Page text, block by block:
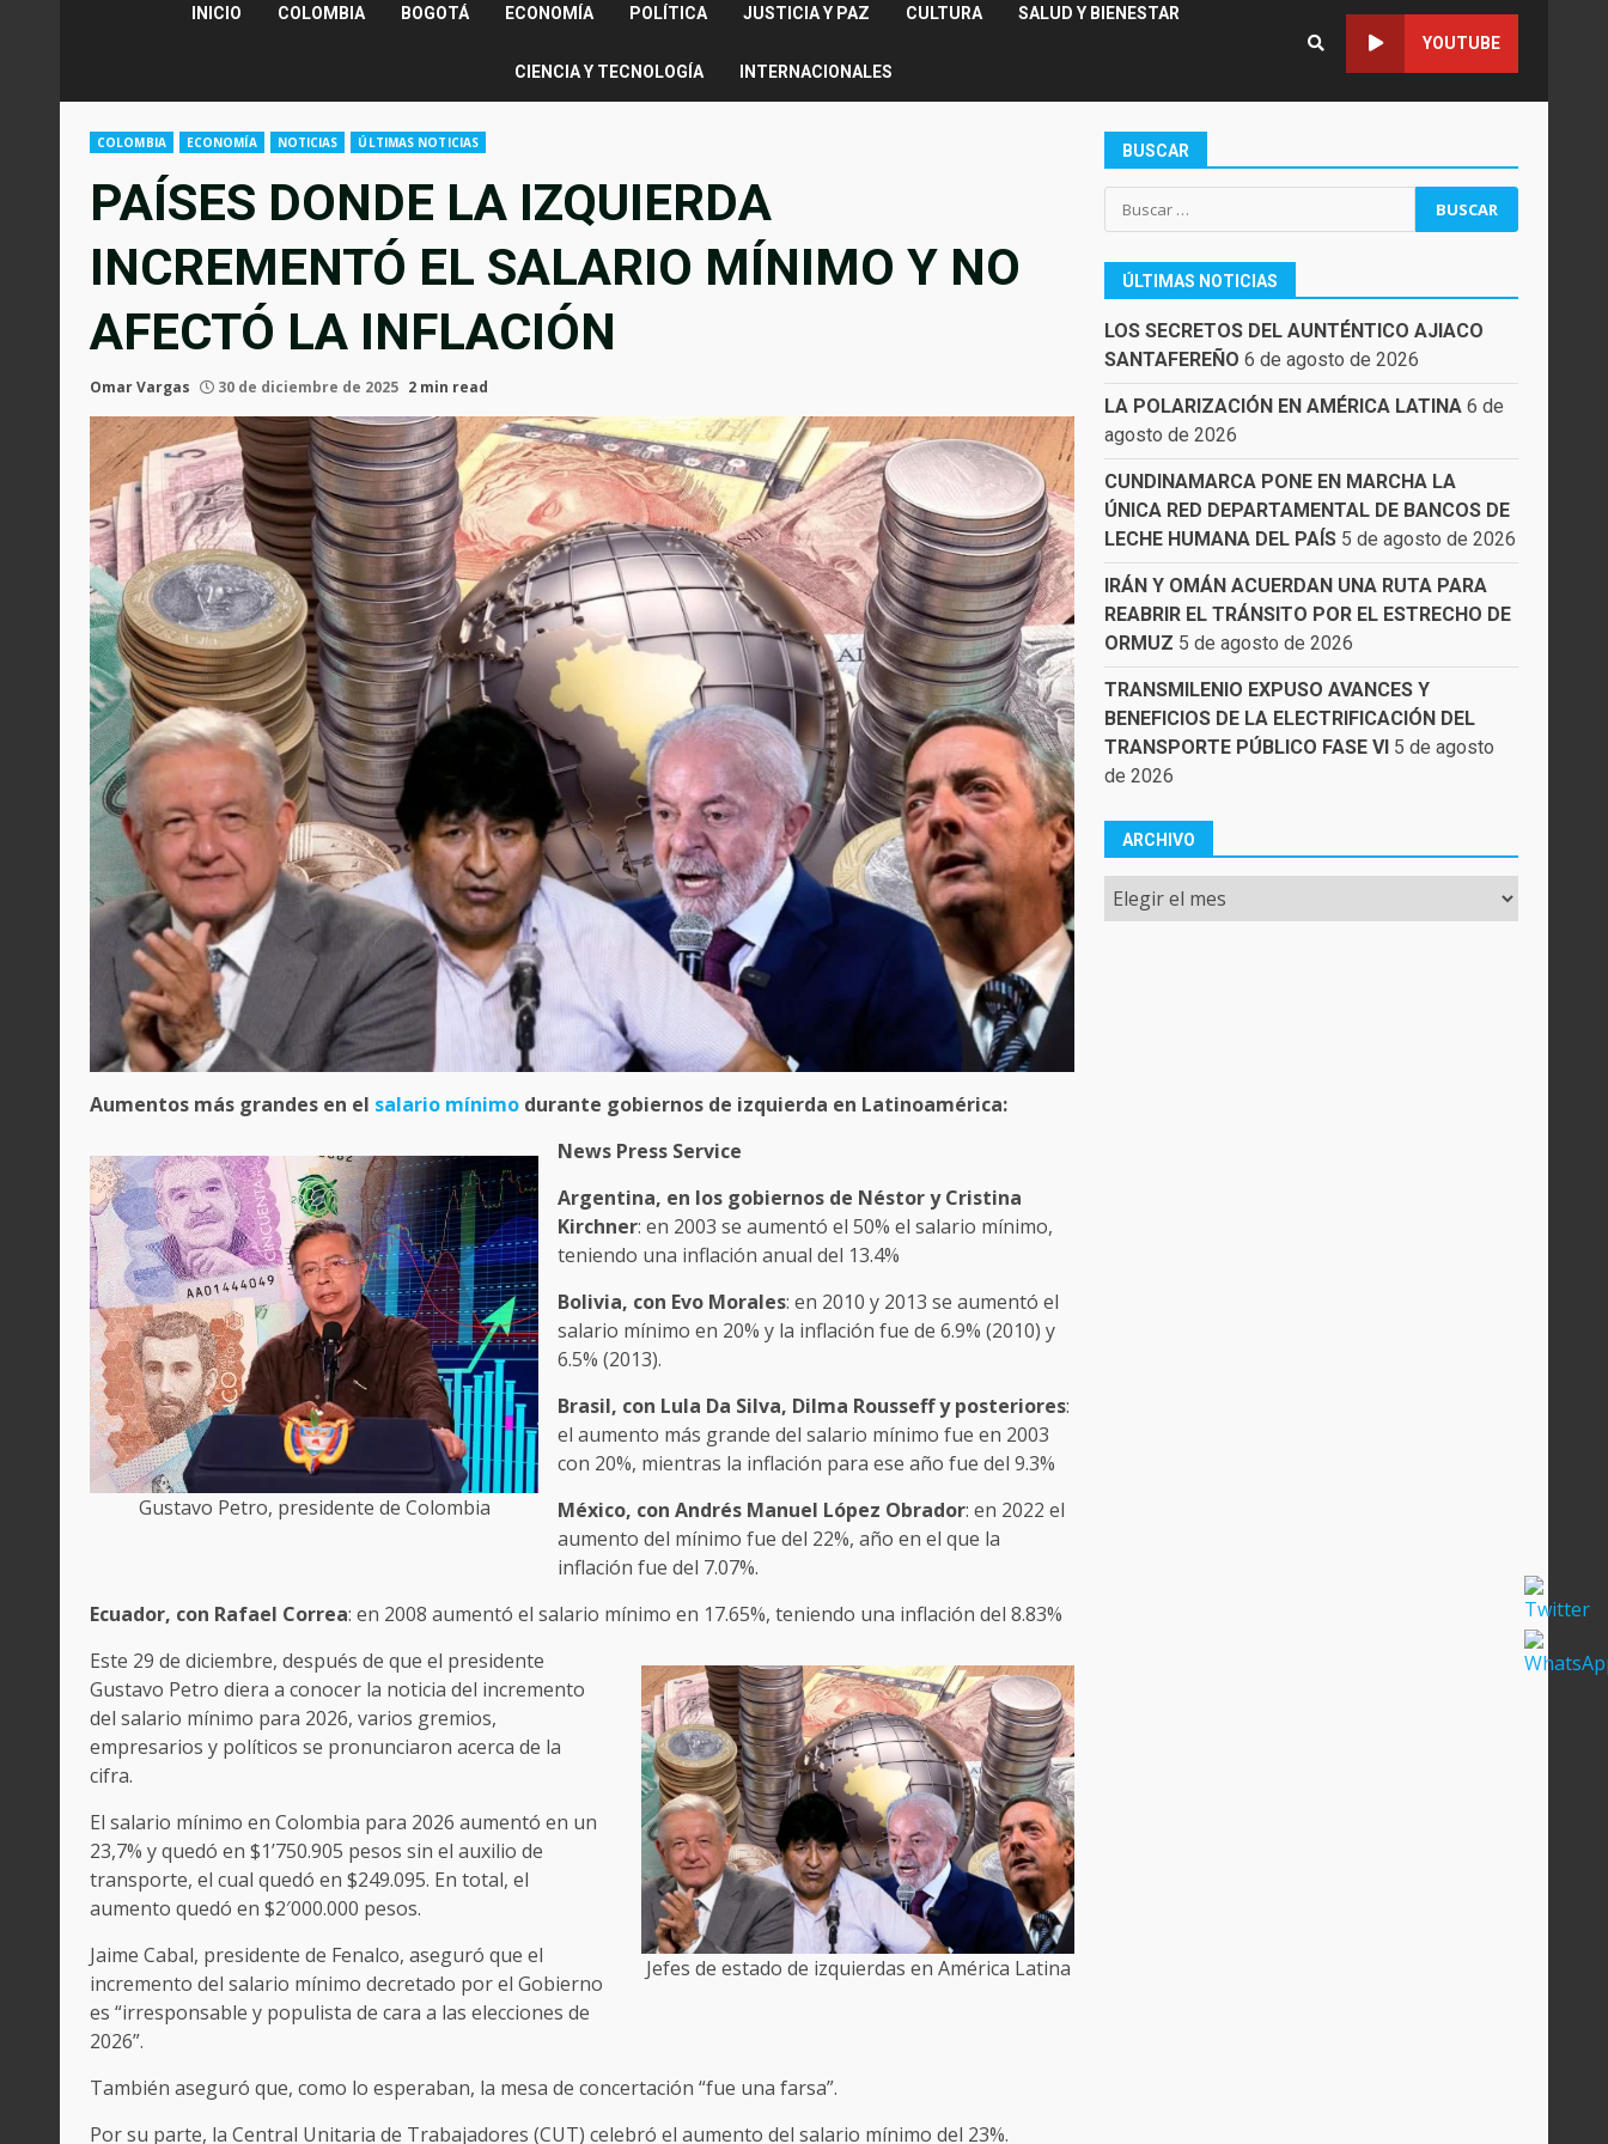
INICIO COLOMBIA BOGOTÁ ECONOMÍA POLÍTICA JUSTICIA Y PAZ CULTURA SALUD Y BIENESTAR
CIENCIA Y TECNOLOGÍA INTERNACIONALES
YOUTUBE
COLOMBIA ECONOMÍA NOTICIAS ÚLTIMAS NOTICIAS
PAÍSES DONDE LA IZQUIERDA
INCREMENTÓ EL SALARIO MÍNIMO Y NO
AFECTÓ LA INFLACIÓN
Omar Vargas 30 de diciembre de 2025 2 min read
Aumentos más grandes en el salario mínimo durante gobiernos de izquierda en Latinoamérica:
Gustavo Petro, presidente de Colombia
News Press Service
Argentina, en los gobiernos de Néstor y Cristina
Kirchner: en 2003 se aumentó el 50% el salario mínimo,
teniendo una inflación anual del 13.4%
Bolivia, con Evo Morales: en 2010 y 2013 se aumentó el
salario mínimo en 20% y la inflación fue de 6.9% (2010) y
6.5% (2013).
Brasil, con Lula Da Silva, Dilma Rousseff y posteriores:
el aumento más grande del salario mínimo fue en 2003
con 20%, mientras la inflación para ese año fue del 9.3%
México, con Andrés Manuel López Obrador: en 2022 el
aumento del mínimo fue del 22%, año en el que la
inflación fue del 7.07%.
Ecuador, con Rafael Correa: en 2008 aumentó el salario mínimo en 17.65%, teniendo una inflación del 8.83%
Jefes de estado de izquierdas en América Latina
Este 29 de diciembre, después de que el presidente
Gustavo Petro diera a conocer la noticia del incremento
del salario mínimo para 2026, varios gremios,
empresarios y políticos se pronunciaron acerca de la
cifra.
El salario mínimo en Colombia para 2026 aumentó en un
23,7% y quedó en $1’750.905 pesos sin el auxilio de
transporte, el cual quedó en $249.095. En total, el
aumento quedó en $2′000.000 pesos.
Jaime Cabal, presidente de Fenalco, aseguró que el
incremento del salario mínimo decretado por el Gobierno
es “irresponsable y populista de cara a las elecciones de
2026”.
También aseguró que, como lo esperaban, la mesa de concertación “fue una farsa”.
Por su parte, la Central Unitaria de Trabajadores (CUT) celebró el aumento del salario mínimo del 23%.
BUSCAR
Buscar:
ÚLTIMAS NOTICIAS
LOS SECRETOS DEL AUNTÉNTICO AJIACO
SANTAFEREÑO 6 de agosto de 2026
LA POLARIZACIÓN EN AMÉRICA LATINA 6 de
agosto de 2026
CUNDINAMARCA PONE EN MARCHA LA
ÚNICA RED DEPARTAMENTAL DE BANCOS DE
LECHE HUMANA DEL PAÍS 5 de agosto de 2026
IRÁN Y OMÁN ACUERDAN UNA RUTA PARA
REABRIR EL TRÁNSITO POR EL ESTRECHO DE
ORMUZ 5 de agosto de 2026
TRANSMILENIO EXPUSO AVANCES Y
BENEFICIOS DE LA ELECTRIFICACIÓN DEL
TRANSPORTE PÚBLICO FASE VI 5 de agosto
de 2026
ARCHIVO
Archivo